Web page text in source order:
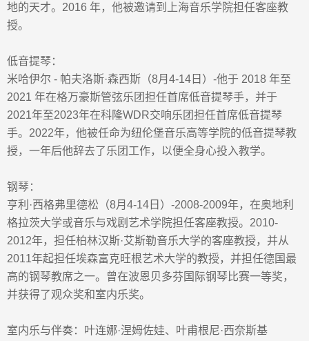
地的天才。 2016 年，他被邀请到上海音乐学院担任客座教
授。
低音提琴：
米哈伊尔 - 帕夫洛斯·森西斯 （8月 4-14 日） -他于 2018 年至
2021 年在格万豪斯管弦乐团担任首席低音提琴手，并于
2021年至2023年在科隆WDR交响乐团担任首席低音提琴
手。 2022年，他被任命为纽伦堡音乐高等学院的低音提琴教
授，一年后他辞去了乐团工作，以便全身心投入教学。
钢琴：
亨利 ·西格弗里德松 （8月 4-14 日） -2008-2009年，在奥地利
格拉茨大学或音乐与戏剧艺术学院担任客座教授。 2010-
2012年，担任柏林汉斯·艾斯勒音乐大学的客座教授，并从
2011年起担任埃森富克旺根艺术大学的教授，并担任德国最
高的钢琴教席之一。曾在波恩贝多芬国际钢琴比赛一等奖，
并获得了观众奖和室内乐奖。
室内乐与伴奏：叶连娜·涅姆佐娃、叶甫根尼·西奈斯基